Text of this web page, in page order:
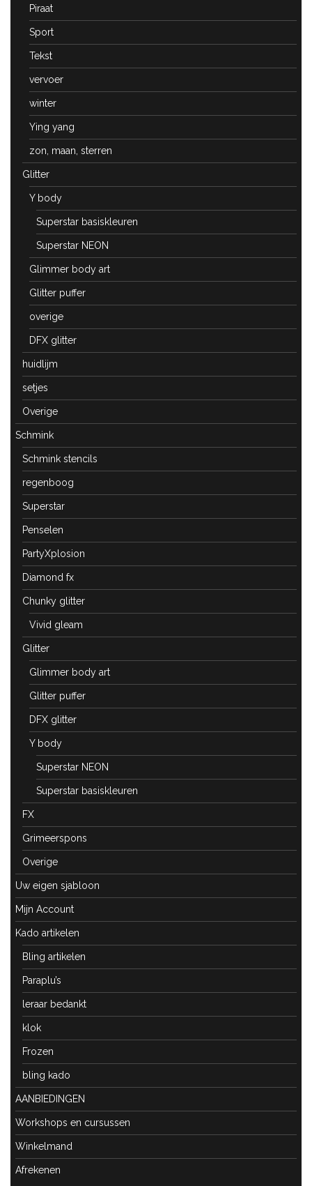
Piraat
Sport
Tekst
vervoer
winter
Ying yang
zon, maan, sterren
Glitter
Y body
Superstar basiskleuren
Superstar NEON
Glimmer body art
Glitter puffer
overige
DFX glitter
huidlijm
setjes
Overige
Schmink
Schmink stencils
regenboog
Superstar
Penselen
PartyXplosion
Diamond fx
Chunky glitter
Vivid gleam
Glitter
Glimmer body art
Glitter puffer
DFX glitter
Y body
Superstar NEON
Superstar basiskleuren
FX
Grimeerspons
Overige
Uw eigen sjabloon
Mijn Account
Kado artikelen
Bling artikelen
Paraplu’s
leraar bedankt
klok
Frozen
bling kado
AANBIEDINGEN
Workshops en cursussen
Winkelmand
Afrekenen